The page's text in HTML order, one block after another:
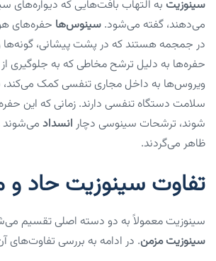
سینوزیت به التهاب بافت‌هایی که
می‌دهند، گفته می‌شود. سینوس‌ها حفره‌های
در جمجمه هستند که در پشت پیشانی، گونه‌ها و
حفره‌ها به دلیل ترشح مخاطی که به جلوگیری از
ویروس‌ها به داخل مجاری تنفسی کمک
سلامت دستگاه تنفسی دارند. زمانی که این
شوند، ترشحات سینوسی دچار انسداد می‌شوند
ظاهر می‌گردند.
تفاوت سینوزیت حاد و
سینوزیت معمولاً به دو دسته اصلی تقسیم
سینوزیت مزمن. در ادامه به بررسی تفاوت‌های